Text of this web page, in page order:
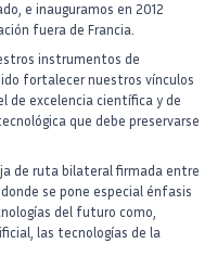
e inauguramos en 2012
fuera de Francia.
instrumentos de
fortalecer nuestros vínculos
de excelencia científica y de
que debe preservarse
de ruta bilateral firmada entre
se pone especial énfasis
del futuro como,
las tecnologías de la